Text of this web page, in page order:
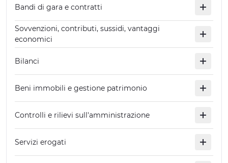
Bandi di gara e contratti
Sovvenzioni, contributi, sussidi, vantaggi
economici
Bilanci
Beni immobili e gestione patrimonio
Controlli e rilievi sull'amministrazione
Servizi erogati